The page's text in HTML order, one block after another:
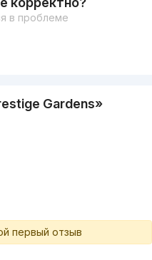
в проблеме
Gardens»
первый отзыв